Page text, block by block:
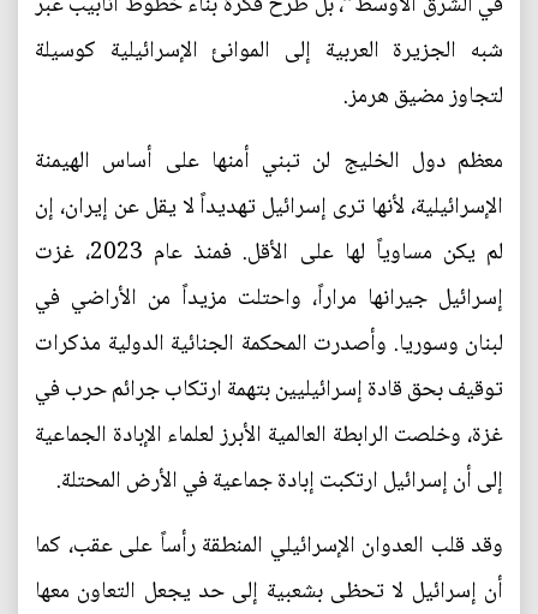
شبه الجزيرة العربية إلى الموانئ الإسرائيلية كوسيلة
لتجاوز مضيق هرمز.
معظم دول الخليج لن تبني أمنها على أساس الهيمنة
الإسرائيلية، لأنها ترى إسرائيل تهديداً لا يقل عن إيران، إن
لم يكن مساوياً لها على الأقل. فمنذ عام 2023، غزت
إسرائيل جيرانها مراراً، واحتلت مزيداً من الأراضي في
لبنان وسوريا. وأصدرت المحكمة الجنائية الدولية مذكرات
توقيف بحق قادة إسرائيليين بتهمة ارتكاب جرائم حرب في
غزة، وخلصت الرابطة العالمية الأبرز لعلماء الإبادة الجماعية
إلى أن إسرائيل ارتكبت إبادة جماعية في الأرض المحتلة.
وقد قلب العدوان الإسرائيلي المنطقة رأساً على عقب، كما
أن إسرائيل لا تحظى بشعبية إلى حد يجعل التعاون معها